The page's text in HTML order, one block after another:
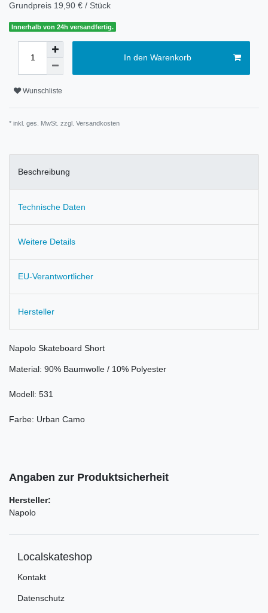
Grundpreis 19,90 € / Stück
Innerhalb von 24h versandfertig.
In den Warenkorb
Wunschliste
* inkl. ges. MwSt. zzgl. Versandkosten
Beschreibung
Technische Daten
Weitere Details
EU-Verantwortlicher
Hersteller
Napolo Skateboard Short
Material: 90% Baumwolle / 10% Polyester
Modell: 531
Farbe: Urban Camo
Angaben zur Produktsicherheit
Hersteller:
Napolo
Localskateshop
Kontakt
Datenschutz